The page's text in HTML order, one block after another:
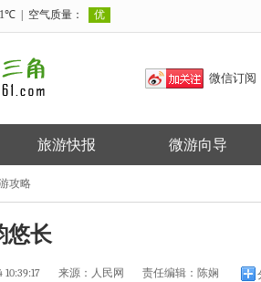
微信订阅
旅游快报 微游向导
攻略
悠长
10:39:17 来源： 人民网 责任编辑： 陈娴